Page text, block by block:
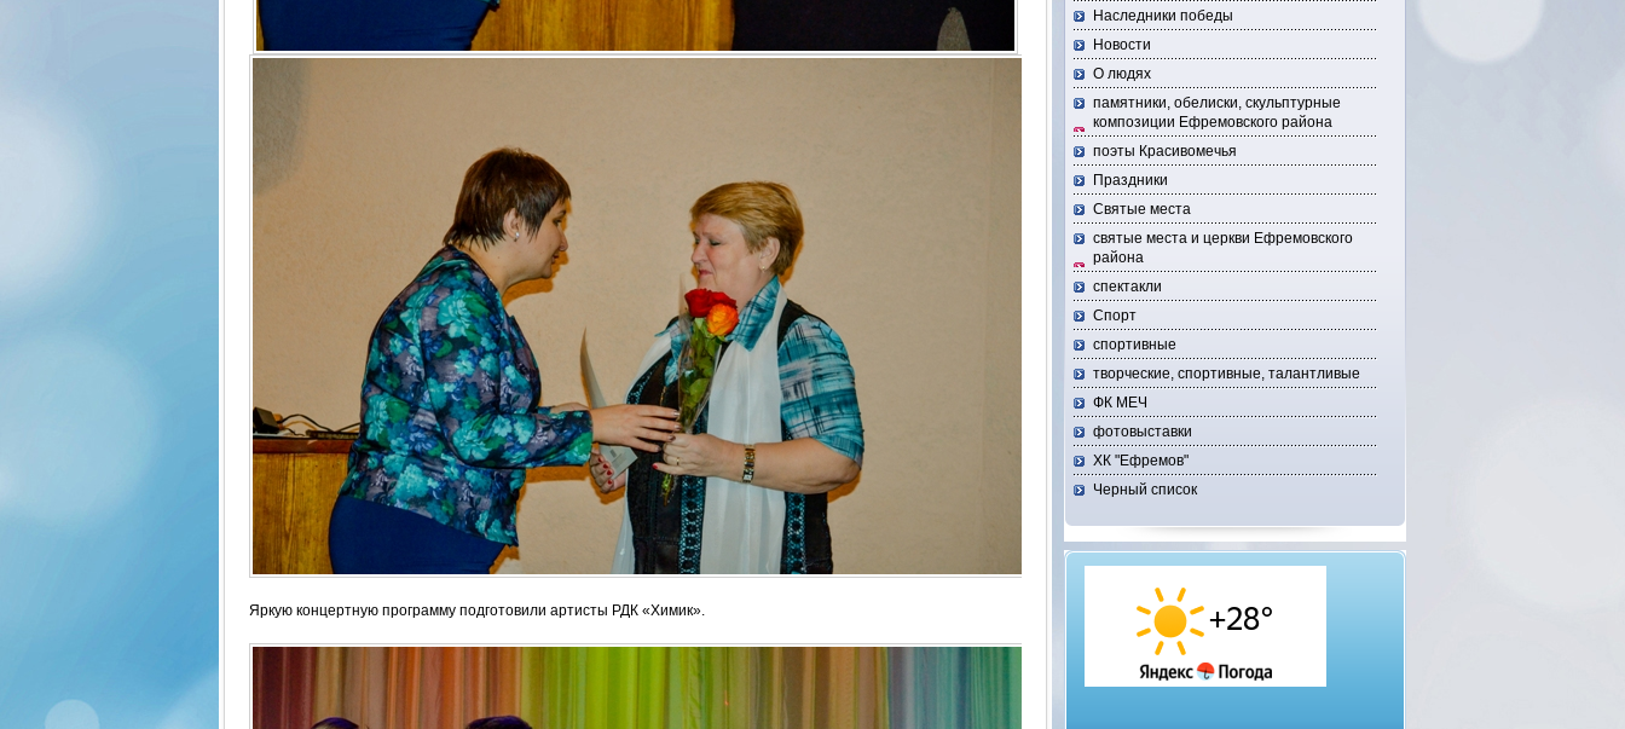
Яркую концертную программу подготовили артисты РДК «Химик».
Наследники победы
Новости
О людях
памятники, обелиски, скульптурные
композиции Ефремовского района
поэты Красивомечья
Праздники
Святые места
святые места и церкви Ефремовского
района
спектакли
Спорт
спортивные
творческие, спортивные, талантливые
ФК МЕЧ
фотовыставки
ХК "Ефремов"
Черный список